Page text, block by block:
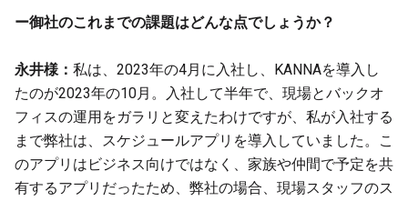
ー御社のこれまでの課題はどんな点でしょうか？
永井様： 私は、2023年の4月に入社し、KANNAを導入し
たのが2023年の10月。入社して半年で、現場とバックオ
フィスの運用をガラリと変えたわけですが、私が入社する
まで弊社は、スケジュールアプリを導入していました。こ
のアプリはビジネス向けではなく、家族や仲間で予定を共
有するアプリだったため、弊社の場合、現場スタッフのス